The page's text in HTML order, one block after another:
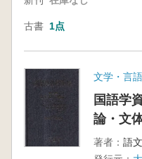
古書 1点
文学・言
国語学
論・文
著者： 語